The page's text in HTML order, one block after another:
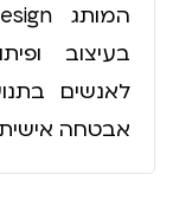
בעיצוב
לאנשים
אבטחה אישית,